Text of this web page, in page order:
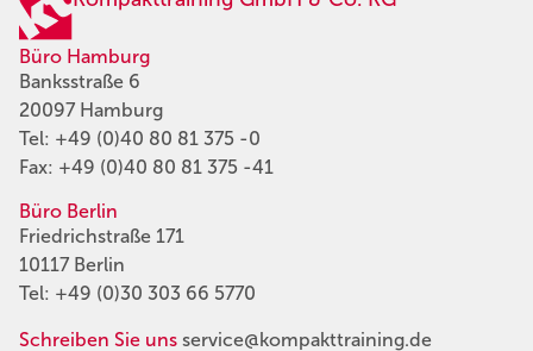
Büro Hamburg
Banksstraße 6
20097 Hamburg
Tel: +49 (0)40 80 81 375 -0
Fax: +49 (0)40 80 81 375 -41
Büro Berlin
Friedrichstraße 171
10117 Berlin
Tel: +49 (0)30 303 66 5770
Schreiben Sie uns service@kompakttraining.de